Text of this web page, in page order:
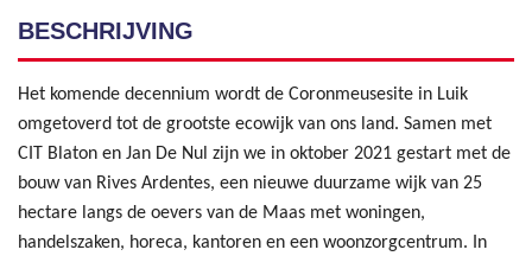
BESCHRIJVING
Het komende decennium wordt de Coronmeusesite in Luik
omgetoverd tot de grootste ecowijk van ons land. Samen met
CIT Blaton en Jan De Nul zijn we in oktober 2021 gestart met de
bouw van Rives Ardentes, een nieuwe duurzame wijk van 25
hectare langs de oevers van de Maas met woningen,
handelszaken, horeca, kantoren en een woonzorgcentrum. In